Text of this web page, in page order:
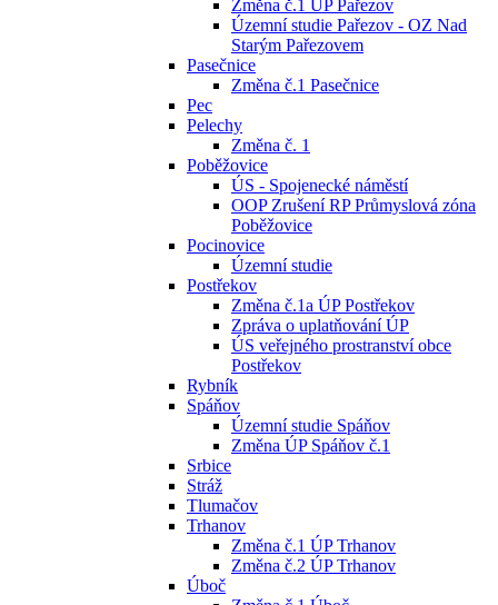
Změna č.1 ÚP Pařezov
Územní studie Pařezov - OZ Nad
Starým Pařezovem
Pasečnice
Změna č.1 Pasečnice
Pec
Pelechy
Změna č. 1
Poběžovice
ÚS - Spojenecké náměstí
OOP Zrušení RP Průmyslová zóna
Poběžovice
Pocinovice
Územní studie
Postřekov
Změna č.1a ÚP Postřekov
Zpráva o uplatňování ÚP
ÚS veřejného prostranství obce
Postřekov
Rybník
Spáňov
Územní studie Spáňov
Změna ÚP Spáňov č.1
Srbice
Stráž
Tlumačov
Trhanov
Změna č.1 ÚP Trhanov
Změna č.2 ÚP Trhanov
Úboč